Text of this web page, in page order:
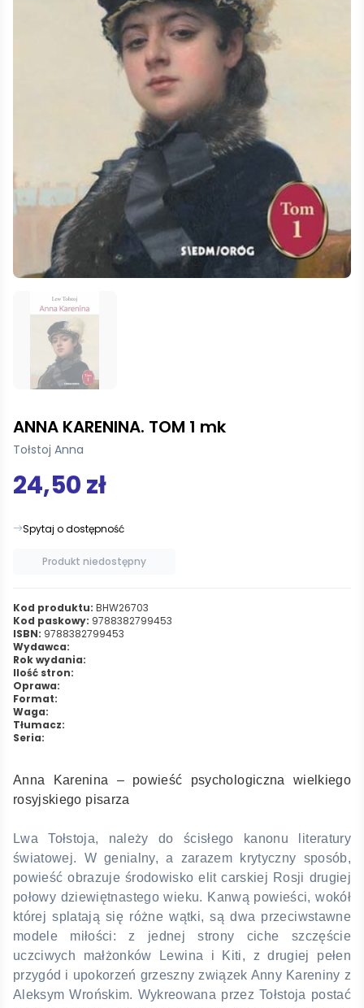
ANNA KARENINA. TOM 1 mk
Tołstoj Anna
24,50 zł
Spytaj o dostępność
Produkt niedostępny
Kod produktu: BHW26703
Kod paskowy: 9788382799453
ISBN: 9788382799453
Wydawca:
Rok wydania:
Ilość stron:
Oprawa:
Format:
Waga:
Tłumacz:
Seria:
Anna Karenina – powieść psychologiczna wielkiego
rosyjskiego pisarza
Lwa Tołstoja, należy do ścisłego kanonu literatury
światowej. W genialny, a zarazem krytyczny sposób,
powieść obrazuje środowisko elit carskiej Rosji drugiej
połowy dziewiętnastego wieku. Kanwą powieści, wokół
której splatają się różne wątki, są dwa przeciwstawne
modele miłości: z jednej strony ciche szczęście
uczciwych małżonków Lewina i Kiti, z drugiej pełen
przygód i upokorzeń grzeszny związek Anny Kareniny z
Aleksym Wrońskim. Wykreowana przez Tołstoja postać